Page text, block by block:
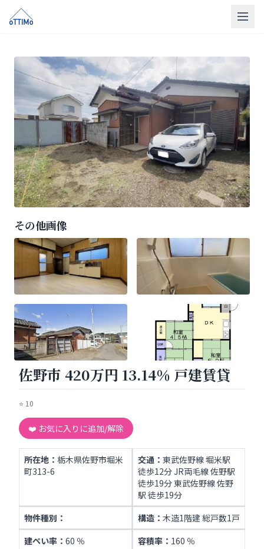
売買仲介
販売物件
リフォーム
会社概要
LINE相談
その他画像
佐野市 420万円 13.14％ 戸建賃貸
⭐ 10
❤️ お気に入りに追加/解除
所在地： 栃木県佐野市堀米
町313-6
交通： 東武佐野線 堀米駅
徒歩12分 JR両毛線 佐野駅
徒歩19分 東武佐野線 佐野
駅 徒歩19分
物件種別：
構造： 木造1階建 総戸数1戸
建ぺい率： 60 ％ 容積率： 160 ％